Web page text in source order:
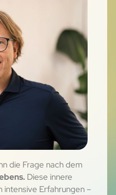
die Frage nach dem
Diese innere
intensive Erfahrungen –